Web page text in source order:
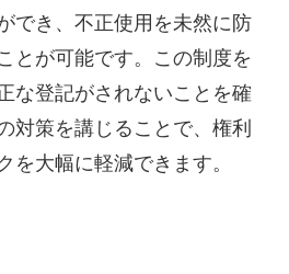
でき、不正使用を未然に防
とが可能です。この制度を
な登記がされないことを確
対策を講じることで、権利
を大幅に軽減できます。